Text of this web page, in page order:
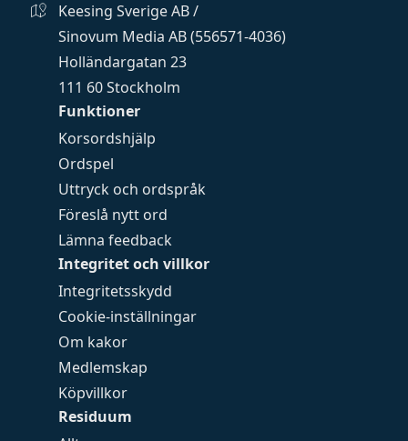
Funktioner
Korsordshjälp
Ordspel
Uttryck och ordspråk
Föreslå nytt ord
Lämna feedback
Integritet och villkor
Integritetsskydd
Cookie-inställningar
Om kakor
Medlemskap
Köpvillkor
Residuum
Keesing Sverige AB /
Sinovum Media AB (556571-4036)
Holländargatan 23
111 60 Stockholm